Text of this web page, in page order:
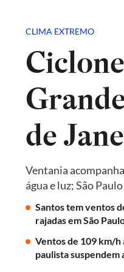
CLIMA EXTREMO
de
Ventania
água e luz; São
Santos tem ventos
rajadas em São
Ventos de 109 km/h
paulista suspendem